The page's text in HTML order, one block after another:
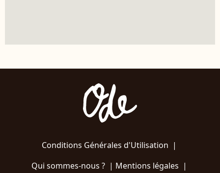
Conditions Générales d'Utilisation |
Qui sommes-nous ?| Mentions légales |